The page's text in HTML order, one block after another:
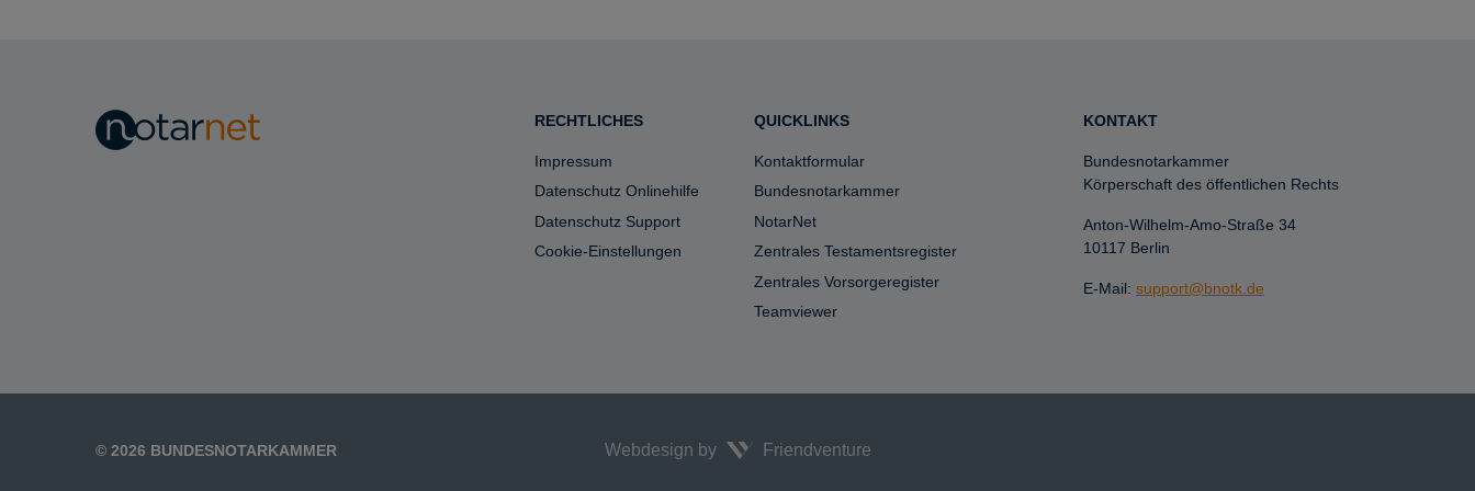
formell Beteiligten
RECHTLICHES
Impressum
Datenschutz Onlinehilfe
Datenschutz Support
Cookie-Einstellungen
QUICKLINKS
Kontaktformular
Bundesnotarkammer
NotarNet
Zentrales Testamentsregister
Zentrales Vorsorgeregister
Teamviewer
KONTAKT
Bundesnotarkammer
Körperschaft des öffentlichen Rechts
Anton-Wilhelm-Amo-Straße 34
10117 Berlin
E-Mail: support@bnotk.de
© 2026 BUNDESNOTARKAMMER Webdesign by Friendventure